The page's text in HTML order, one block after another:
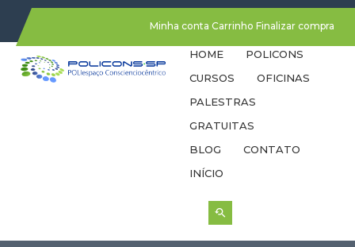
Minha conta Carrinho Finalizar compra
HOME
POLICONS
CURSOS
OFICINAS
PALESTRAS
GRATUITAS
BLOG
CONTATO
INÍCIO